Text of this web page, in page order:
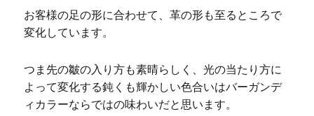
お客様の足の形に合わせて、革の形も至るところで
変化しています。
つま先の皺の入り方も素晴らしく、光の当たり方に
よって変化する鈍くも輝かしい色合いはバーガンデ
ィカラーならではの味わいだと思います。